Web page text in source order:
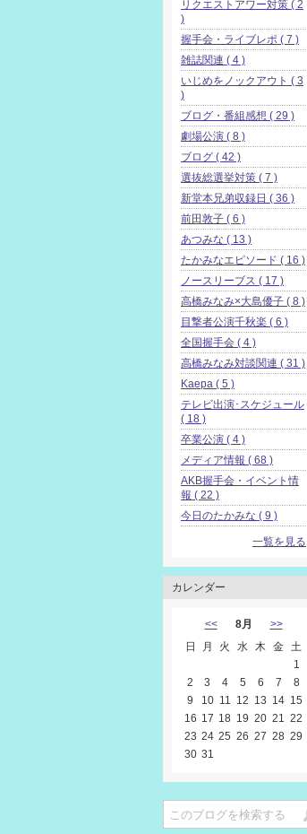
リクエストアワー対策 ( 2
)
握手会・ライブレポ ( 7 )
雑誌関連 ( 4 )
いじめをノックアウト ( 3
)
ブログ・番組感想 ( 29 )
劇場公演 ( 8 )
ブログ ( 42 )
選抜総選挙対策 ( 7 )
新堂本兄弟収録日 ( 36 )
前田敦子 ( 6 )
あつみな ( 13 )
たかみなエピソード ( 16 )
ノースリーブス ( 17 )
高橋みなみ×大島優子 ( 8 )
目撃者公演千秋楽 ( 6 )
全国握手会 ( 4 )
高橋みなみ対談関連 ( 31 )
Kaepa ( 5 )
テレビ出演･スケジュール
( 18 )
卒業公演 ( 4 )
メディア情報 ( 68 )
AKB握手会・イベント情
報 ( 22 )
今日のたかみな ( 9 )
一覧を見る
カレンダー
<< 8月
>>
日
月 火 水 木 金 土
1
2
3 4 5 6 7
8
9
10 11 12 13 14 15
16 17 18 19 20 21 22
23 24 25 26 27 28 29
30 31